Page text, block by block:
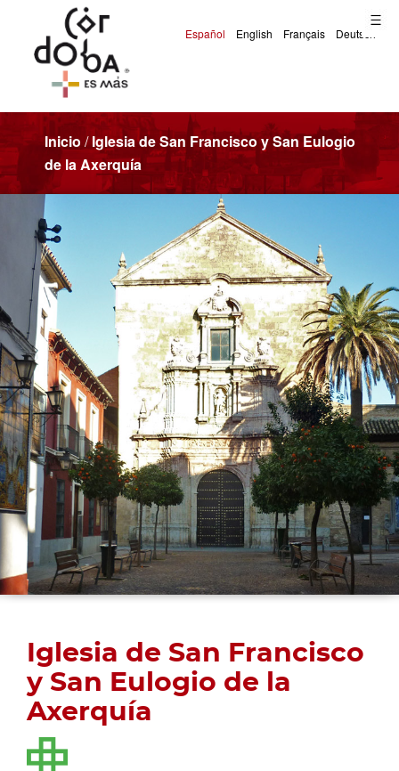
Inicio /Iglesia de San Francisco y San Eulogio
de la Axerquía
Iglesia de San Francisco
y San Eulogio de la
Axerquía